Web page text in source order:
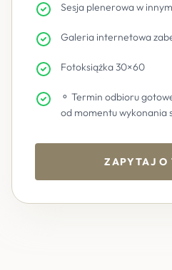
Sesja plenerowa w
Galeria internetowa
Fotoksiążka 30×60
⚬ Termin odbioru
od momentu wykonania
ZAPYTAJ O